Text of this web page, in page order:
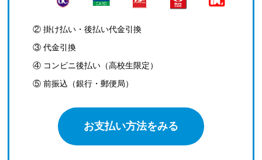
② 掛け払い・後払い代金引換
③ 代金引換
④ コンビニ後払い（高校生限定）
⑤ 前振込（銀行・郵便局）
お支払い方法をみる